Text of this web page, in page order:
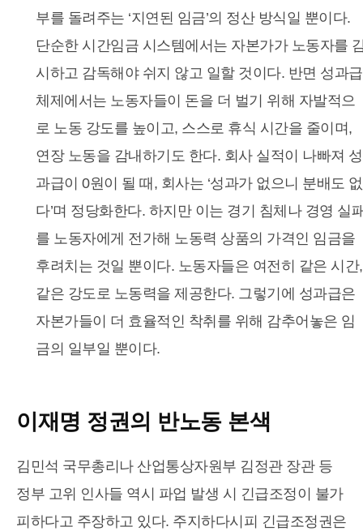
부를 돌려주는 ‘지연된 임금’의 정산 방식일 뿐이다.
단순한 시간임금 시스템에서는 자본가가 노동자를
시하고 감독해야 쉬지 않고 일할 것이다. 반면 성과급
체제에서는 노동자들이 돈을 더 벌기 위해 자발적으
로 노동 강도를 높이고, 스스로 휴식 시간을 줄이며,
연장 노동을 감내하기도 한다. 회사 실적이 나빠져 성
과급이 0원이 될 때, 회사는 ‘성과가 없으니 분배도 없
다’며 정당화한다. 하지만 이는 경기 침체나 경영 실
를 노동자에게 전가해 노동력 상품의 가격인 임금을
후려치는 것일 뿐이다. 노동자들은 여전히 같은 시간,
같은 강도로 노동력을 제공한다. 그렇기에 성과급은
자본가들이 더 효율적인 착취를 위해 감추어놓은 임
금의 일부일 뿐이다.
이재명 정권의 반노동 본색
김민석 국무총리나 산업통상자원부 김정관 장관 등
정부 고위 인사들 역시 파업 발생 시 긴급조정이 불가
피하다고 주장하고 있다. 주지하다시피 긴급조정권은